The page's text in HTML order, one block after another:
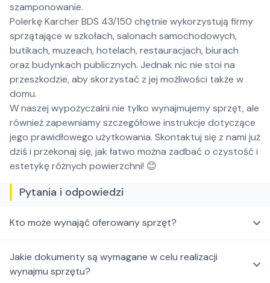
szamponowanie.
Polerkę Karcher BDS 43/150 chętnie wykorzystują firmy
sprzątające w szkołach, salonach samochodowych,
butikach, muzeach, hotelach, restauracjach, biurach
oraz budynkach publicznych. Jednak nic nie stoi na
przeszkodzie, aby skorzystać z jej możliwości także w
domu.
W naszej wypożyczalni nie tylko wynajmujemy sprzęt, ale
również zapewniamy szczegółowe instrukcje dotyczące
jego prawidłowego użytkowania. Skontaktuj się z nami już
dziś i przekonaj się, jak łatwo można zadbać o czystość i
estetykę różnych powierzchni! 😊
Pytania i odpowiedzi
Kto może wynająć oferowany sprzęt?
Jakie dokumenty są wymagane w celu realizacji
wynajmu sprzętu?